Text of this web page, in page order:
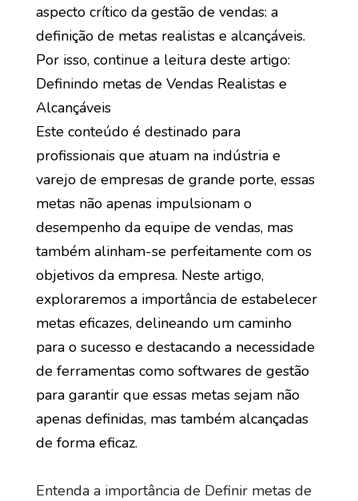
aspecto crítico da gestão de vendas: a
definição de metas realistas e alcançáveis.
Por isso, continue a leitura deste artigo:
Definindo metas de Vendas Realistas e
Alcançáveis
Este conteúdo é destinado para
profissionais que atuam na indústria e
varejo de empresas de grande porte, essas
metas não apenas impulsionam o
desempenho da equipe de vendas, mas
também alinham-se perfeitamente com os
objetivos da empresa. Neste artigo,
exploraremos a importância de estabelecer
metas eficazes, delineando um caminho
para o sucesso e destacando a necessidade
de ferramentas como softwares de gestão
para garantir que essas metas sejam não
apenas definidas, mas também alcançadas
de forma eficaz.
Entenda a importância de Definir metas de